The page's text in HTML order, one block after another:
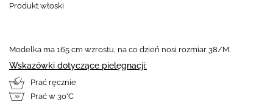
Produkt włoski
Modelka ma 165 cm wzrostu, na co dzień nosi rozmiar 38/M.
Wskazówki dotyczące pielęgnacji:
Prać ręcznie
Prać w 30°C